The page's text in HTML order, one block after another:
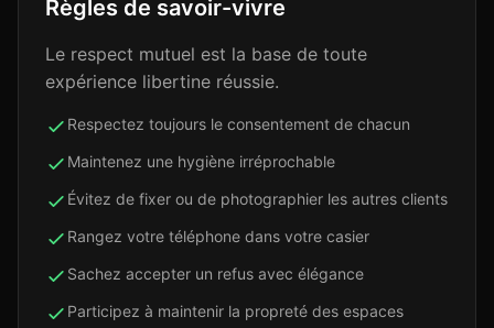
Règles de savoir-vivre
Le respect mutuel est la base de toute
expérience libertine réussie.
Respectez toujours le consentement de chacun
Maintenez une hygiène irréprochable
Évitez de fixer ou de photographier les autres clients
Rangez votre téléphone dans votre casier
Sachez accepter un refus avec élégance
Participez à maintenir la propreté des espaces